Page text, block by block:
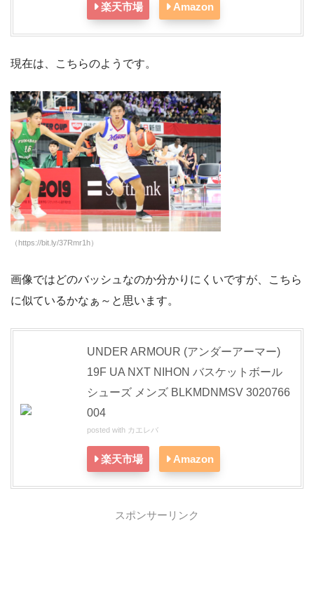
楽天市場 Amazon
現在は、こちらのようです。
（https://bit.ly/37Rmr1h）
画像ではどのバッシュなのか分かりにくいですが、こちら
に似ているかなぁ～と思います。
UNDER ARMOUR (アンダーアーマー)
19F UA NXT NIHON バスケットボール
シューズ メンズ BLKMDNMSV 3020766
004
posted with カエレバ
楽天市場 Amazon
スポンサーリンク